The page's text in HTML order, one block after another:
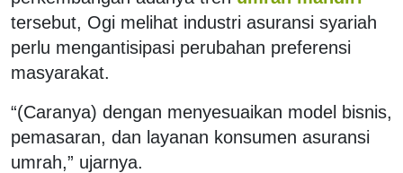
tersebut, Ogi melihat industri asuransi syariah
perlu mengantisipasi perubahan preferensi
masyarakat.
“(Caranya) dengan menyesuaikan model bisnis,
pemasaran, dan layanan konsumen asuransi
umrah,” ujarnya.